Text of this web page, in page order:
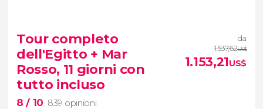
1.644 opinioni
crociera di tre notti sul Nilo da
Assuan a Luxor
Tour completo
dell'Egitto + Mar
Rosso, 11 giorni con
tutto incluso
8/ 10 839 opinioni
da
1.537,62US$
1.153,21US$